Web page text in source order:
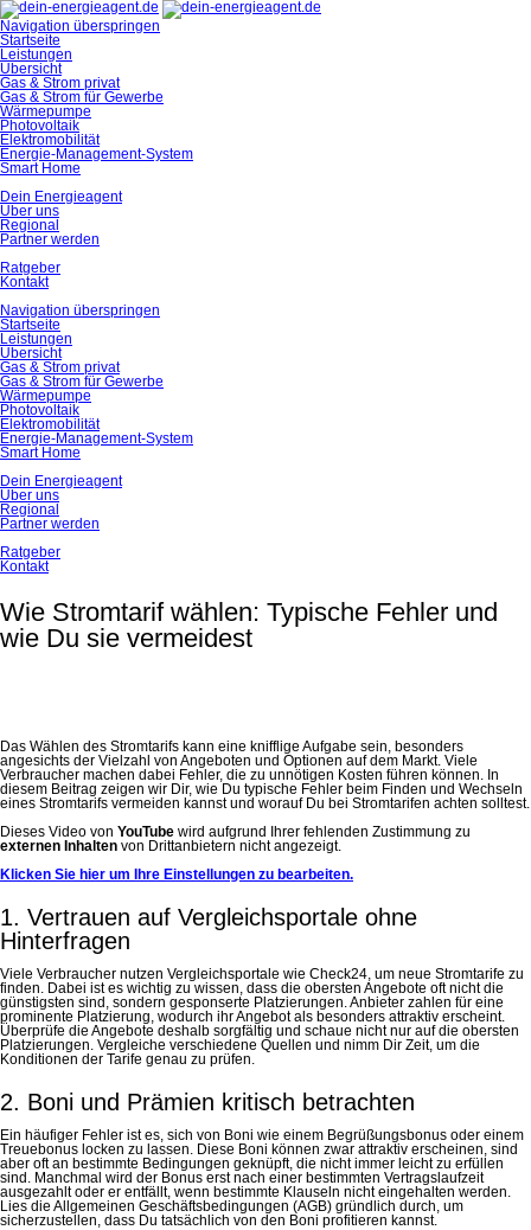
Navigation überspringen
Startseite
Leistungen
Übersicht
Gas & Strom privat
Gas & Strom für Gewerbe
Wärmepumpe
Photovoltaik
Elektromobilität
Energie-Management-System
Smart Home
Dein Energieagent
Über uns
Regional
Partner werden
Ratgeber
Kontakt
Navigation überspringen
Startseite
Leistungen
Übersicht
Gas & Strom privat
Gas & Strom für Gewerbe
Wärmepumpe
Photovoltaik
Elektromobilität
Energie-Management-System
Smart Home
Dein Energieagent
Über uns
Regional
Partner werden
Ratgeber
Kontakt
Wie Stromtarif wählen: Typische Fehler und
wie Du sie vermeidest
Das Wählen des Stromtarifs kann eine knifflige Aufgabe sein, besonders
angesichts der Vielzahl von Angeboten und Optionen auf dem Markt. Viele
Verbraucher machen dabei Fehler, die zu unnötigen Kosten führen können. In
diesem Beitrag zeigen wir Dir, wie Du typische Fehler beim Finden und Wechseln
eines Stromtarifs vermeiden kannst und worauf Du bei Stromtarifen achten solltest.
Dieses Video von YouTube wird aufgrund Ihrer fehlenden Zustimmung zu
externen Inhalten von Drittanbietern nicht angezeigt.
Klicken Sie hier um Ihre Einstellungen zu bearbeiten.
1. Vertrauen auf Vergleichsportale ohne
Hinterfragen
Viele Verbraucher nutzen Vergleichsportale wie Check24, um neue Stromtarife zu
finden. Dabei ist es wichtig zu wissen, dass die obersten Angebote oft nicht die
günstigsten sind, sondern gesponserte Platzierungen. Anbieter zahlen für eine
prominente Platzierung, wodurch ihr Angebot als besonders attraktiv erscheint.
Überprüfe die Angebote deshalb sorgfältig und schaue nicht nur auf die obersten
Platzierungen. Vergleiche verschiedene Quellen und nimm Dir Zeit, um die
Konditionen der Tarife genau zu prüfen.
2. Boni und Prämien kritisch betrachten
Ein häufiger Fehler ist es, sich von Boni wie einem Begrüßungsbonus oder einem
Treuebonus locken zu lassen. Diese Boni können zwar attraktiv erscheinen, sind
aber oft an bestimmte Bedingungen geknüpft, die nicht immer leicht zu erfüllen
sind. Manchmal wird der Bonus erst nach einer bestimmten Vertragslaufzeit
ausgezahlt oder er entfällt, wenn bestimmte Klauseln nicht eingehalten werden.
Lies die Allgemeinen Geschäftsbedingungen (AGB) gründlich durch, um
sicherzustellen, dass Du tatsächlich von den Boni profitieren kannst.